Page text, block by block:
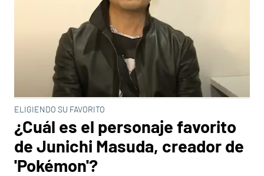
ELIGIENDO SU FAVORITO
¿Cuál es el personaje favorito
de Junichi Masuda, creador de
'Pokémon'?